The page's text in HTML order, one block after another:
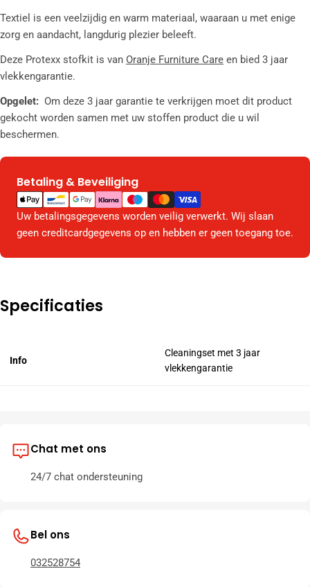
Textiel is een veelzijdig en warm materiaal, waaraan u met enige
zorg en aandacht, langdurig plezier beleeft.
Deze Protexx stofkit is van Oranje Furniture Care en bied 3 jaar
vlekkengarantie.
Opgelet: Om deze 3 jaar garantie te verkrijgen moet dit product
gekocht worden samen met uw stoffen product die u wil
beschermen.
Betaling & Beveiliging
Betaalmethodes
Uw betalingsgegevens worden veilig verwerkt. Wij slaan
geen creditcardgegevens op en hebben er geen toegang toe.
Specificaties
Info
Cleaningset met 3 jaar
vlekkengarantie
Chat met ons
24/7 chat ondersteuning
Bel ons
032528754